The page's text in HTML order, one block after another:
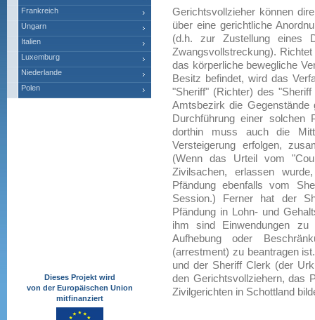
Gerichtsvollzieher können
über eine gerichtliche
(d.h. zur Zustellung eines
Zwangsvollstreckung).
das körperliche bewegliche
Besitz befindet, wird das
"Sheriff" (Richter) des
Amtsbezirk die Gegenstände
Durchführung einer solchen
dorthin muss auch die
Versteigerung erfolgen,
(Wenn das Urteil vom
Zivilsachen, erlassen
Pfändung ebenfalls vom
Session.) Ferner hat der
Pfändung in Lohn- und
ihm sind Einwendungen
Aufhebung oder
(arrestment) zu beantragen
und der Sheriff Clerk (der
den Gerichtsvollziehern, das
Zivilgerichten in Schottland
Frankreich
Ungarn
Italien
Luxemburg
Niederlande
Polen
Dieses Projekt wird
von der Europäischen Union
mitfinanziert